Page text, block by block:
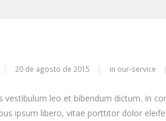
20 de agosto de 2015 in our-service
vestibulum leo et bibendum dictum. In
ipsum libero, vitae porttitor dolor